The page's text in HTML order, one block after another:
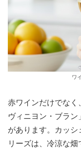
ワ
赤ワインだけでなく
ヴィニヨン・ブラ
があります。カッ
リーズは、冷涼な